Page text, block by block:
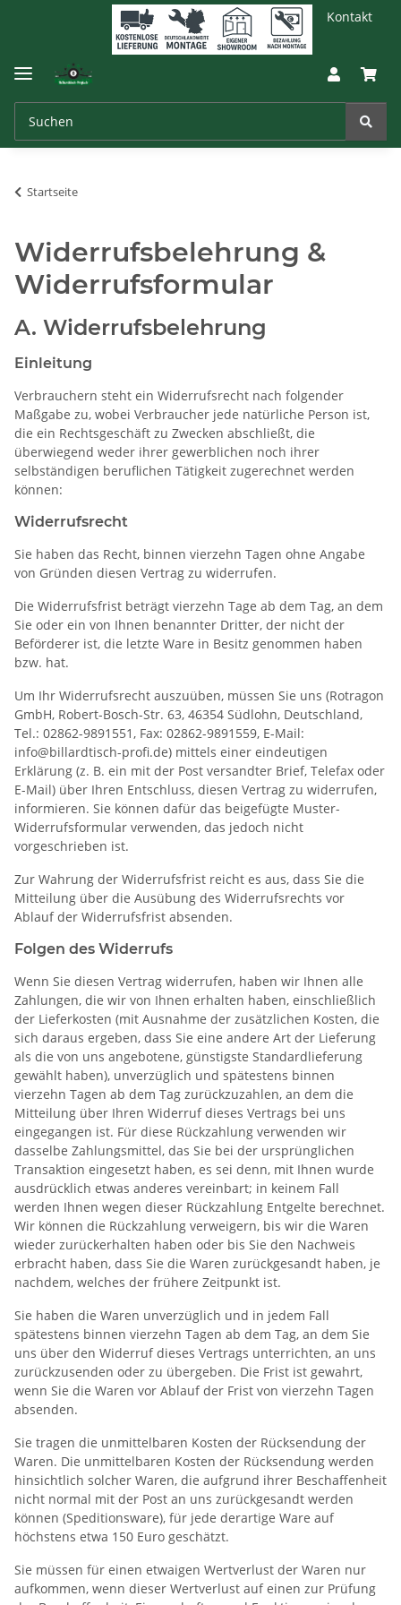
Kontakt
Startseite
Widerrufsbelehrung &
Widerrufsformular
A. Widerrufsbelehrung
Einleitung
Verbrauchern steht ein Widerrufsrecht nach folgender
Maßgabe zu, wobei Verbraucher jede natürliche Person ist,
die ein Rechtsgeschäft zu Zwecken abschließt, die
überwiegend weder ihrer gewerblichen noch ihrer
selbständigen beruflichen Tätigkeit zugerechnet werden
können:
Widerrufsrecht
Sie haben das Recht, binnen vierzehn Tagen ohne Angabe
von Gründen diesen Vertrag zu widerrufen.
Die Widerrufsfrist beträgt vierzehn Tage ab dem Tag, an dem
Sie oder ein von Ihnen benannter Dritter, der nicht der
Beförderer ist, die letzte Ware in Besitz genommen haben
bzw. hat.
Um Ihr Widerrufsrecht auszuüben, müssen Sie uns (Rotragon
GmbH, Robert-Bosch-Str. 63, 46354 Südlohn, Deutschland,
Tel.: 02862-9891551, Fax: 02862-9891559, E-Mail:
info@billardtisch-profi.de) mittels einer eindeutigen
Erklärung (z. B. ein mit der Post versandter Brief, Telefax oder
E-Mail) über Ihren Entschluss, diesen Vertrag zu widerrufen,
informieren. Sie können dafür das beigefügte Muster-
Widerrufsformular verwenden, das jedoch nicht
vorgeschrieben ist.
Zur Wahrung der Widerrufsfrist reicht es aus, dass Sie die
Mitteilung über die Ausübung des Widerrufsrechts vor
Ablauf der Widerrufsfrist absenden.
Folgen des Widerrufs
Wenn Sie diesen Vertrag widerrufen, haben wir Ihnen alle
Zahlungen, die wir von Ihnen erhalten haben, einschließlich
der Lieferkosten (mit Ausnahme der zusätzlichen Kosten, die
sich daraus ergeben, dass Sie eine andere Art der Lieferung
als die von uns angebotene, günstigste Standardlieferung
gewählt haben), unverzüglich und spätestens binnen
vierzehn Tagen ab dem Tag zurückzuzahlen, an dem die
Mitteilung über Ihren Widerruf dieses Vertrags bei uns
eingegangen ist. Für diese Rückzahlung verwenden wir
dasselbe Zahlungsmittel, das Sie bei der ursprünglichen
Transaktion eingesetzt haben, es sei denn, mit Ihnen wurde
ausdrücklich etwas anderes vereinbart; in keinem Fall
werden Ihnen wegen dieser Rückzahlung Entgelte berechnet.
Wir können die Rückzahlung verweigern, bis wir die Waren
wieder zurückerhalten haben oder bis Sie den Nachweis
erbracht haben, dass Sie die Waren zurückgesandt haben, je
nachdem, welches der frühere Zeitpunkt ist.
Sie haben die Waren unverzüglich und in jedem Fall
spätestens binnen vierzehn Tagen ab dem Tag, an dem Sie
uns über den Widerruf dieses Vertrags unterrichten, an uns
zurückzusenden oder zu übergeben. Die Frist ist gewahrt,
wenn Sie die Waren vor Ablauf der Frist von vierzehn Tagen
absenden.
Sie tragen die unmittelbaren Kosten der Rücksendung der
Waren. Die unmittelbaren Kosten der Rücksendung werden
hinsichtlich solcher Waren, die aufgrund ihrer Beschaffenheit
nicht normal mit der Post an uns zurückgesandt werden
können (Speditionsware), für jede derartige Ware auf
höchstens etwa 150 Euro geschätzt.
Sie müssen für einen etwaigen Wertverlust der Waren nur
aufkommen, wenn dieser Wertverlust auf einen zur Prüfung